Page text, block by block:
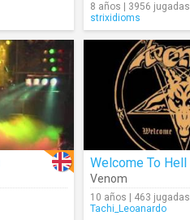
8 años | 3956 jugadas
strixidioms
Welcome To Hell
Venom
10 años | 463 jugadas
Tachi_Leoanardo